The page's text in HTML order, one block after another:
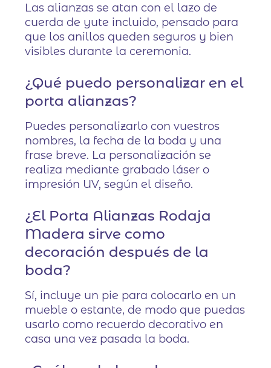
Las alianzas se atan con el lazo de
cuerda de yute incluido, pensado para
que los anillos queden seguros y bien
visibles durante la ceremonia.
¿Qué puedo personalizar en el
porta alianzas?
Puedes personalizarlo con vuestros
nombres, la fecha de la boda y una
frase breve. La personalización se
realiza mediante grabado láser o
impresión UV, según el diseño.
¿El Porta Alianzas Rodaja
Madera sirve como
decoración después de la
boda?
Sí, incluye un pie para colocarlo en un
mueble o estante, de modo que puedas
usarlo como recuerdo decorativo en
casa una vez pasada la boda.